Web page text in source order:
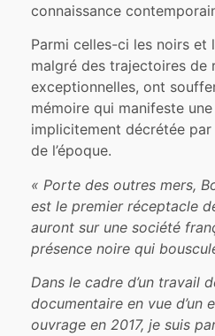
connaissance
Parmi celles-ci les noirs et
malgré des trajectoires de
exceptionnelles, ont
mémoire qui manifeste
implicitement décrétée par
de l’époque.
« Porte des outres mers,
est le premier réceptacle
auront sur une société
présence noire qui
Dans le cadre d’un travail
documentaire en vue d’un
ouvrage en 2017, je suis